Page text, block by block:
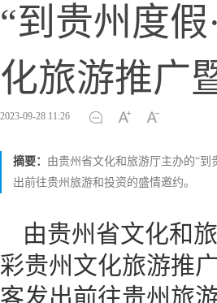
“到贵州度
化旅游推广
2023-09-28 11:26
摘要： 由贵州省文化和旅游厅主办的“
出前往贵州旅游和投资的盛情邀约。
由贵州省文化和
彩贵州文化旅游推
客发出前往贵州旅